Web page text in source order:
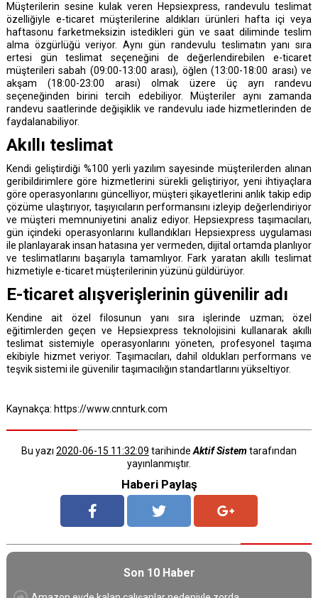
Müşterilerin sesine kulak veren Hepsiexpress, randevulu teslimat
özelliğiyle e-ticaret müşterilerine aldıkları ürünleri hafta içi veya
haftasonu farketmeksizin istedikleri gün ve saat diliminde teslim
alma özgürlüğü veriyor. Aynı gün randevulu teslimatın yanı sıra
ertesi gün teslimat seçeneğini de değerlendirebilen e-ticaret
müşterileri sabah (09:00-13:00 arası), öğlen (13:00-18:00 arası) ve
akşam (18:00-23:00 arası) olmak üzere üç ayrı randevu
seçeneğinden birini tercih edebiliyor. Müşteriler aynı zamanda
randevu saatlerinde değişiklik ve randevulu iade hizmetlerinden de
faydalanabiliyor.
Akıllı teslimat
Kendi geliştirdiği %100 yerli yazılım sayesinde müşterilerden alınan
geribildirimlere göre hizmetlerini sürekli geliştiriyor, yeni ihtiyaçlara
göre operasyonlarını güncelliyor, müşteri şikayetlerini anlık takip edip
çözüme ulaştırıyor, taşıyıcıların performansını izleyip değerlendiriyor
ve müşteri memnuniyetini analiz ediyor. Hepsiexpress taşımacıları,
gün içindeki operasyonlarını kullandıkları Hepsiexpress uygulaması
ile planlayarak insan hatasına yer vermeden, dijital ortamda planlıyor
ve teslimatlarını başarıyla tamamlıyor. Fark yaratan akıllı teslimat
hizmetiyle e-ticaret müşterilerinin yüzünü güldürüyor.
E-ticaret alışverişlerinin güvenilir adı
Kendine ait özel filosunun yanı sıra işlerinde uzman; özel
eğitimlerden geçen ve Hepsiexpress teknolojisini kullanarak akıllı
teslimat sistemiyle operasyonlarını yöneten, profesyonel taşıma
ekibiyle hizmet veriyor. Taşımacıları, dahil oldukları performans ve
teşvik sistemi ile güvenilir taşımacılığın standartlarını yükseltiyor.
Kaynakça: https://www.cnnturk.com
Bu yazı 2020-06-15 11:32:09 tarihindeAktif Sistemtarafından
yayınlanmıştır.
Haberi Paylaş
Son 10 Haber